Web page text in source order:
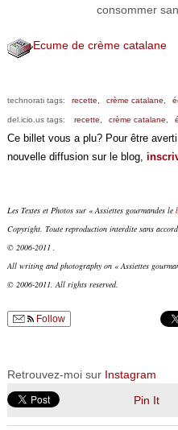
consommer
Ecume de crème catalane
technorati tags: recette, crème catalane,
del.icio.us tags: recette, crème catalane,
Ce billet vous a plu? Pour être
nouvelle diffusion sur le blog,
Les Textes et Photos sur « Assiettes gourmandes le
Copyright. Toute reproduction interdite sans accord
© 2006-2011 .
All writing and photography on « Assiettes
© 2006-2011. All rights reserved.
Follow
Retrouvez-moi sur Instagram
Pin It